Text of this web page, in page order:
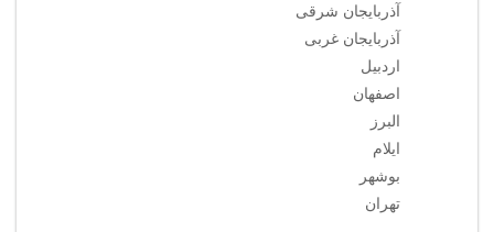
آذربایجان شرقی
آذربایجان غربی
اردبیل
اصفهان
البرز
ایلام
بوشهر
تهران